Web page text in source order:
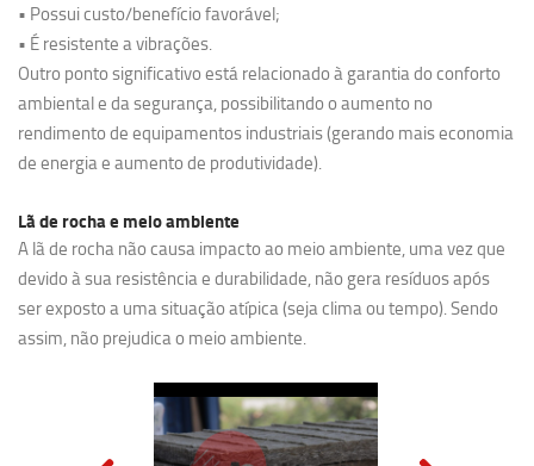
• Possui custo/benefício favorável;
• É resistente a vibrações.
Outro ponto significativo está relacionado à garantia do conforto
ambiental e da segurança, possibilitando o aumento no
rendimento de equipamentos industriais (gerando mais economia
de energia e aumento de produtividade).
Lã de rocha e meio ambiente
A lã de rocha não causa impacto ao meio ambiente, uma vez que
devido à sua resistência e durabilidade, não gera resíduos após
ser exposto a uma situação atípica (seja clima ou tempo). Sendo
assim, não prejudica o meio ambiente.